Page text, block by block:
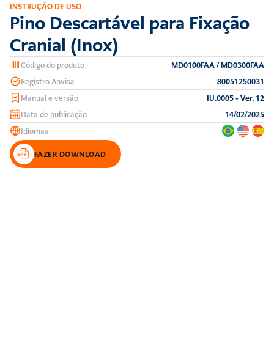
INSTRUÇÃO DE USO
Pino Descartável para Fixação
Cranial (Inox)
Código do produto
MD0100FAA / MD0300FAA
Registro Anvisa
80051250031
Manual e versão
IU.0005 - Ver. 12
Data de publicação
14/02/2025
Idiomas
FAZER DOWNLOAD